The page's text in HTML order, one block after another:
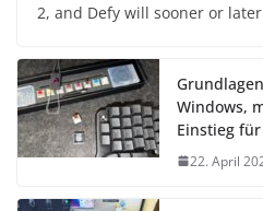
2, and Defy will sooner or
Windows,
Einstieg
22. April